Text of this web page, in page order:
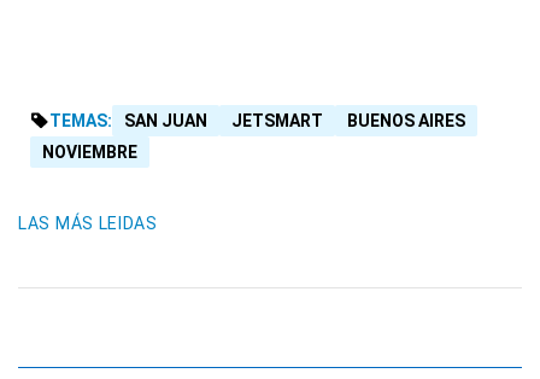
TEMAS: SAN JUAN JETSMART
BUENOS AIRES
NOVIEMBRE
LAS MÁS LEIDAS